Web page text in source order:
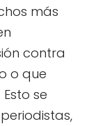
más
contra
o que
se